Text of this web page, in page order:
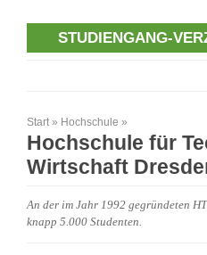
STUDIENGANG-
Start » Hochschule »
Hochschule für
Wirtschaft
An der im Jahr 1992 gegründeten
knapp 5.000 Studenten.